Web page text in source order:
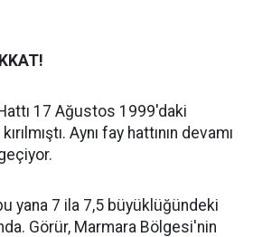
17 Ağustos 1999'daki
Aynı fay hattının devamı
yana 7 ila 7,5 büyüklüğündeki
Görür, Marmara Bölgesi'nin